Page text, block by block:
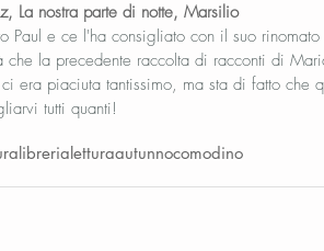
La nostra parte di notte, Marsilio
Paul e ce l'ha consigliato con il suo
che la precedente raccolta di racconti di
era piaciuta tantissimo, ma sta di fatto
tutti quanti!
librerialetturaautunnocomodino